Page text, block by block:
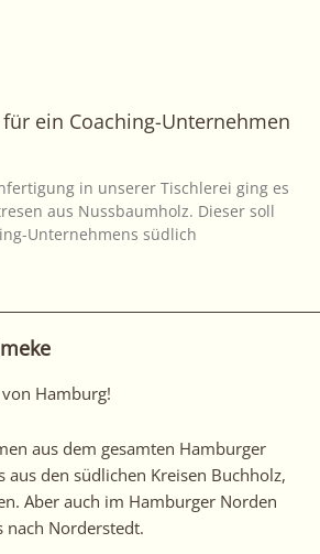
ein Coaching-Unternehmen
in unserer Tischlerei ging es
aus Nussbaumholz. Dieser soll
Unternehmens südlich
Hamburg!
aus dem gesamten Hamburger
aus den südlichen Kreisen Buchholz,
Aber auch im Hamburger Norden
nach Norderstedt.